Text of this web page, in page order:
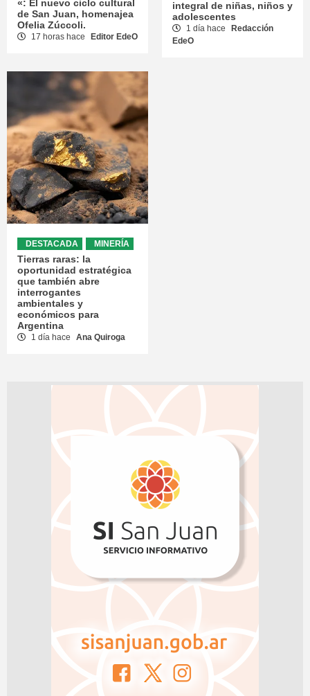
«: El nuevo ciclo cultural
de San Juan, homenajea
Ofelia Zúccoli.
17 horas hace Editor EdeO
integral de niñas, niños y
adolescentes
1 día hace
Redacción
EdeO
DESTACADA MINERÍA
Tierras raras: la
oportunidad estratégica
que también abre
interrogantes
ambientales y
económicos para
Argentina
1 día hace Ana Quiroga